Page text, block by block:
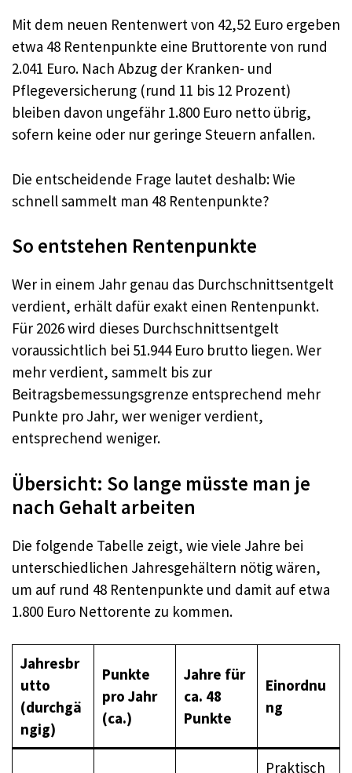
Mit dem neuen Rentenwert von 42,52 Euro ergeben
etwa 48 Rentenpunkte eine Bruttorente von rund
2.041 Euro. Nach Abzug der Kranken- und
Pflegeversicherung (rund 11 bis 12 Prozent)
bleiben davon ungefähr 1.800 Euro netto übrig,
sofern keine oder nur geringe Steuern anfallen.
Die entscheidende Frage lautet deshalb: Wie
schnell sammelt man 48 Rentenpunkte?
So entstehen Rentenpunkte
Wer in einem Jahr genau das Durchschnittsentgelt
verdient, erhält dafür exakt einen Rentenpunkt.
Für 2026 wird dieses Durchschnittsentgelt
voraussichtlich bei 51.944 Euro brutto liegen. Wer
mehr verdient, sammelt bis zur
Beitragsbemessungsgrenze entsprechend mehr
Punkte pro Jahr, wer weniger verdient,
entsprechend weniger.
Übersicht: So lange müsste man je
nach Gehalt arbeiten
Die folgende Tabelle zeigt, wie viele Jahre bei
unterschiedlichen Jahresgehältern nötig wären,
um auf rund 48 Rentenpunkte und damit auf etwa
1.800 Euro Nettorente zu kommen.
Jahresbr
utto
(durchgä
ngig)
Punkte
pro Jahr
(ca.)
Jahre für
ca. 48
Punkte
Einordnu
ng
Praktisch